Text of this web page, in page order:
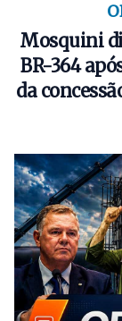
Mosquini
BR-364
da